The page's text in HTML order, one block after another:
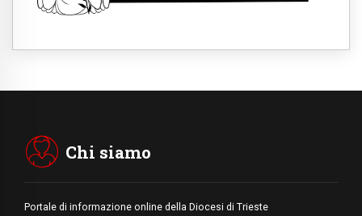
Chi siamo
Portale di informazione online della Diocesi di Trieste